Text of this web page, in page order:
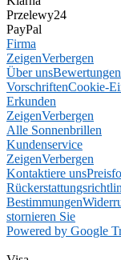
Przelewy24
PayPal
Firma
ZeigenVerbergen
Über unsBewertungen
VorschriftenCookie-
Erkunden
ZeigenVerbergen
Alle Sonnenbrillen
Kundenservice
ZeigenVerbergen
Kontaktiere uns
Bestimmungen
stornieren Sie
Powered by Google